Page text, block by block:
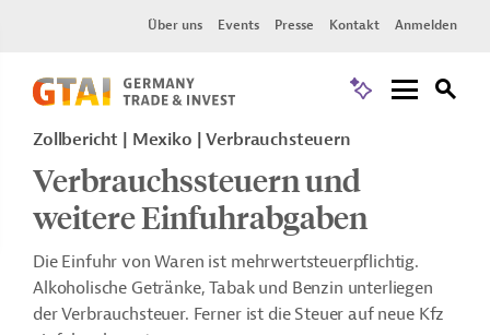
Über uns Events Presse Kontakt Anmelden
Zollbericht Mexiko Verbrauchsteuern
Verbrauchssteuern und
weitere Einfuhrabgaben
Die Einfuhr von Waren ist mehrwertsteuerpflichtig.
Alkoholische Getränke, Tabak und Benzin unterliegen
der Verbrauchsteuer. Ferner ist die Steuer auf neue Kfz